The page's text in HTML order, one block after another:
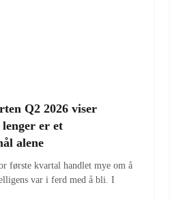
Q2 2026 viser
er et
alene
første kvartal handlet mye om å
var i ferd med å bli. I